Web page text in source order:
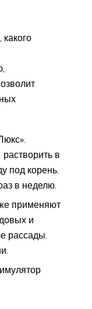
в
под корень.
в неделю.
применяют
и
рассады.